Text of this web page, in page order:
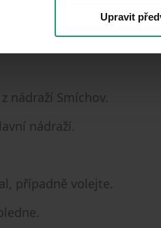
Upravit
zbožím i Česká
nádraží Smíchov.
nádraží.
případně volejte.